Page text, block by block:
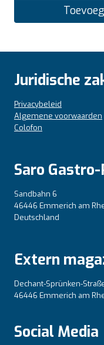
Juridische
Privacybeleid
Algemene voorwaarden
Colofon
Saro
Sandbahn 6
46446 Emmerich am
Deutschland
Extern
Dechant-Sprünken-
46446 Emmerich am
Social Media